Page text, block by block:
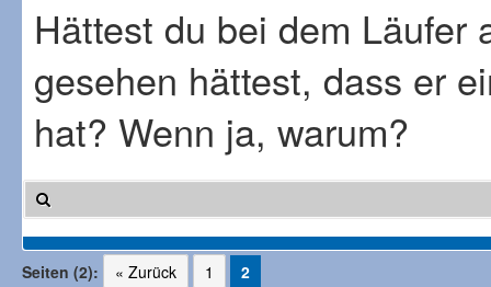
Hättest du bei dem Läufer
gesehen hättest, dass er
hat? Wenn ja, warum?
Seiten (2): « Zurück 1 2